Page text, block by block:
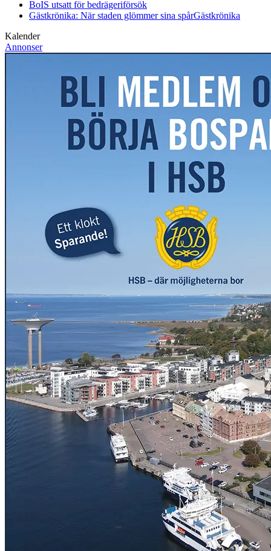
BoIS utsatt för bedrägeriförsök
Gästkrönika: När staden glömmer sina spårGästkrönika
Kalender
Annonser